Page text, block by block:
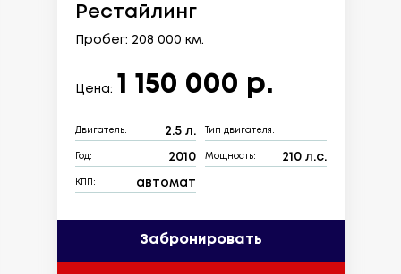
Рестайлинг
Пробег: 208 000 км.
Цена: 1 150 000 р.
Двигатель: 2.5 л. Тип двигателя:
Год: 2010 Мощность: 210 л.с.
КПП: автомат
Забронировать